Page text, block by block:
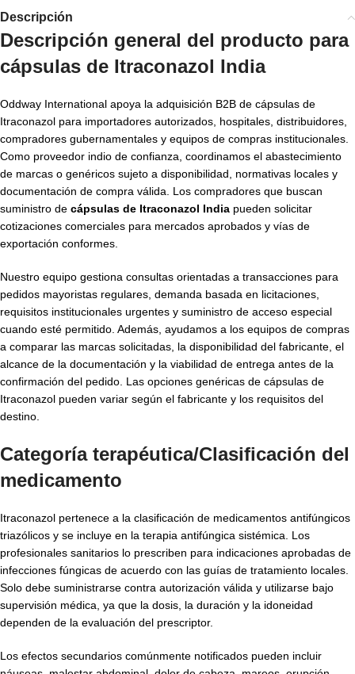
Descripción
Descripción general del producto para
cápsulas de Itraconazol India
Oddway International apoya la adquisición B2B de cápsulas de
Itraconazol para importadores autorizados, hospitales, distribuidores,
compradores gubernamentales y equipos de compras institucionales.
Como proveedor indio de confianza, coordinamos el abastecimiento
de marcas o genéricos sujeto a disponibilidad, normativas locales y
documentación de compra válida. Los compradores que buscan
suministro de cápsulas de Itraconazol India pueden solicitar
cotizaciones comerciales para mercados aprobados y vías de
exportación conformes.
Nuestro equipo gestiona consultas orientadas a transacciones para
pedidos mayoristas regulares, demanda basada en licitaciones,
requisitos institucionales urgentes y suministro de acceso especial
cuando esté permitido. Además, ayudamos a los equipos de compras
a comparar las marcas solicitadas, la disponibilidad del fabricante, el
alcance de la documentación y la viabilidad de entrega antes de la
confirmación del pedido. Las opciones genéricas de cápsulas de
Itraconazol pueden variar según el fabricante y los requisitos del
destino.
Categoría terapéutica/Clasificación del
medicamento
Itraconazol pertenece a la clasificación de medicamentos antifúngicos
triazólicos y se incluye en la terapia antifúngica sistémica. Los
profesionales sanitarios lo prescriben para indicaciones aprobadas de
infecciones fúngicas de acuerdo con las guías de tratamiento locales.
Solo debe suministrarse contra autorización válida y utilizarse bajo
supervisión médica, ya que la dosis, la duración y la idoneidad
dependen de la evaluación del prescriptor.
Los efectos secundarios comúnmente notificados pueden incluir